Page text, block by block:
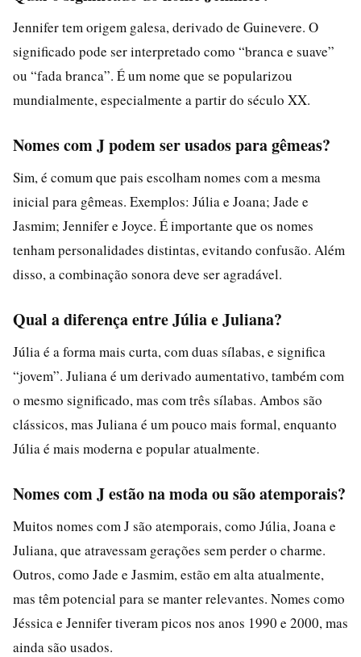
Jennifer tem origem galesa, derivado de Guinevere. O
significado pode ser interpretado como “branca e suave”
ou “fada branca”. É um nome que se popularizou
mundialmente, especialmente a partir do século XX.
Nomes com J podem ser usados para gêmeas?
Sim, é comum que pais escolham nomes com a mesma
inicial para gêmeas. Exemplos: Júlia e Joana; Jade e
Jasmim; Jennifer e Joyce. É importante que os nomes
tenham personalidades distintas, evitando confusão. Além
disso, a combinação sonora deve ser agradável.
Qual a diferença entre Júlia e Juliana?
Júlia é a forma mais curta, com duas sílabas, e significa
“jovem”. Juliana é um derivado aumentativo, também com
o mesmo significado, mas com três sílabas. Ambos são
clássicos, mas Juliana é um pouco mais formal, enquanto
Júlia é mais moderna e popular atualmente.
Nomes com J estão na moda ou são atemporais?
Muitos nomes com J são atemporais, como Júlia, Joana e
Juliana, que atravessam gerações sem perder o charme.
Outros, como Jade e Jasmim, estão em alta atualmente,
mas têm potencial para se manter relevantes. Nomes como
Jéssica e Jennifer tiveram picos nos anos 1990 e 2000, mas
ainda são usados.